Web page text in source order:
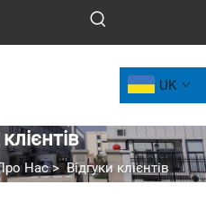
UK
Нас>Відгуки клієнтів